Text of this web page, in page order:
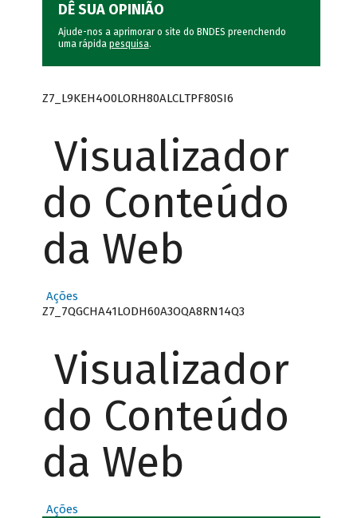
DÊ SUA OPINIÃO
Ajude-nos a aprimorar o site do BNDES preenchendo
uma rápida pesquisa.
Z7_L9KEH4O0LORH80ALCLTPF80SI6
Visualizador
do Conteúdo
da Web
Ações
Z7_7QGCHA41LODH60A3OQA8RN14Q3
Visualizador
do Conteúdo
da Web
Ações